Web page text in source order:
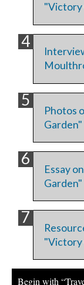
"Victory
Photos
Garden"
Essay
Garden"
"Victory
Begin with